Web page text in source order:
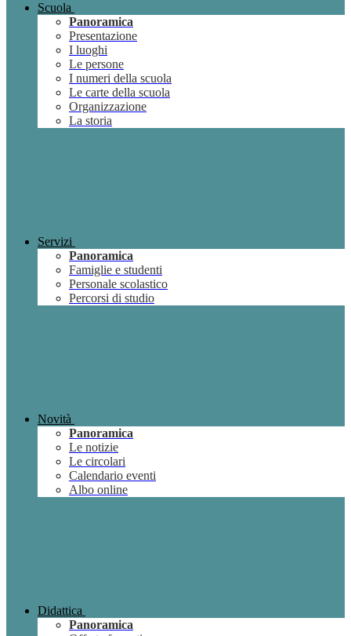
Scuola
Panoramica
Presentazione
I luoghi
Le persone
I numeri della scuola
Le carte della scuola
Organizzazione
La storia
Servizi
Panoramica
Famiglie e studenti
Personale scolastico
Percorsi di studio
Novità
Panoramica
Le notizie
Le circolari
Calendario eventi
Albo online
Didattica
Panoramica